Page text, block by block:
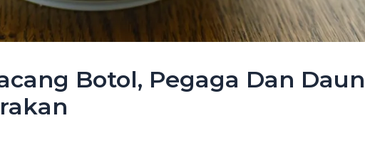
Botol, Pegaga Dan Daun